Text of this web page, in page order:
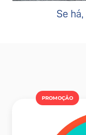
Se há,
PROMOÇÂO